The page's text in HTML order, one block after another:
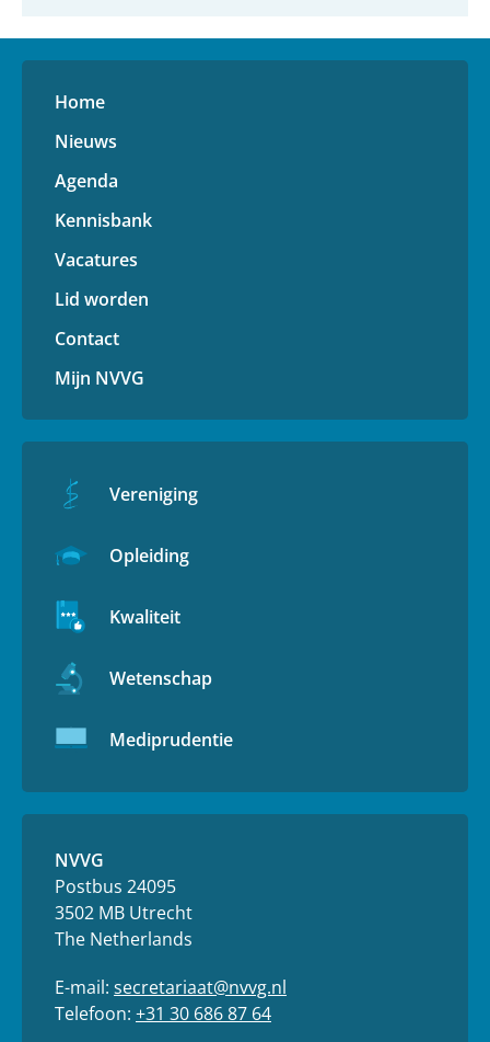
Home
Nieuws
Agenda
Kennisbank
Vacatures
Lid worden
Contact
Mijn NVVG
Vereniging
Opleiding
Kwaliteit
Wetenschap
Mediprudentie
NVVG
Postbus 24095
3502 MB Utrecht
The Netherlands
E-mail: secretariaat@nvvg.nl
Telefoon: +31 30 686 87 64